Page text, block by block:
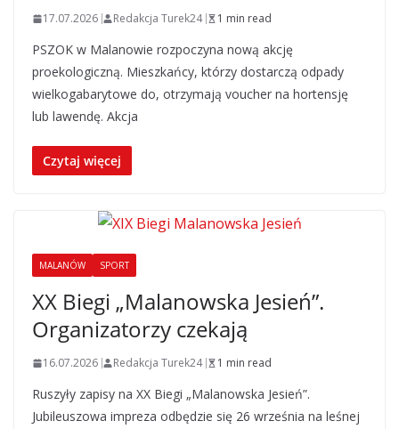
17.07.2026 Redakcja Turek24 1 min read
PSZOK w Malanowie rozpoczyna nową akcję
proekologiczną. Mieszkańcy, którzy dostarczą odpady
wielkogabarytowe do, otrzymają voucher na hortensję
lub lawendę. Akcja
Czytaj więcej
MALANÓW SPORT
XX Biegi „Malanowska Jesień”.
Organizatorzy czekają
16.07.2026 Redakcja Turek24 1 min read
Ruszyły zapisy na XX Biegi „Malanowska Jesień”.
Jubileuszowa impreza odbędzie się 26 września na leśnej